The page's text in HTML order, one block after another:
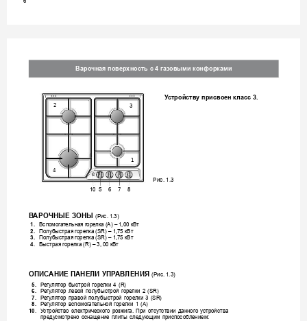
Варочная поверхность с 4 газовыми конфорками
Устройству присвоен класс 3.
2 3
1
4
Рис. 1.3
5 8
7
6
10
ВАРОЧНЫЕ ЗОНЫ (Рис. 1.3)
1. Вспомогательная горелка (А) – 1,00 кВт
2. Полубыстрая горелка (SR) – 1,75 кВт
3. Полубыстрая горелка (SR) – 1,75 кВт
4. Быстрая горелка (R) – 3, 00 кВт
ОПИСАНИЕ ПАНЕЛИ УПРАВЛЕНИЯ (Рис. 1.3)
5. Регулятор быстрой горелки 4 (R)
6. Регулятор левой полубыстрой горелки 2 (SR)
7. Регулятор правой полубыстрой горелки 3 (SR)
8. Регулятор вспомогательной горелки 1 (А)
10 Устройство электрического розжига. При отсутствии данного устройства
предусмотрено оснащение плиты следующим приспособлением: